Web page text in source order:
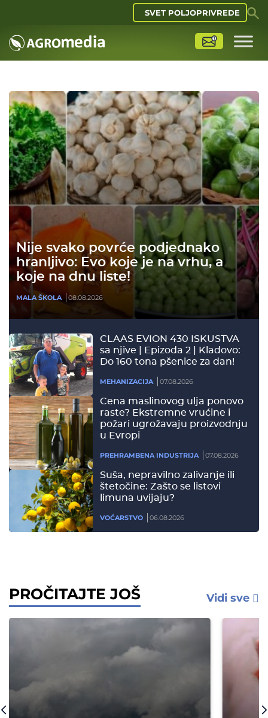
SVET POLJOPRIVREDE
Nije svako povrće podjednako
hranljivo: Evo koje je na vrhu, a
koje na dnu liste!
MALA ŠKOLA 08.08.2026
CLAAS EVION 430 ISKUSTVA
sa njive | Epizoda 2 | Kladovo:
Do 160 tona pšenice za dan!
MEHANIZACIJA 07.08.2026
Cena maslinovog ulja ponovo
raste? Ekstremne vrućine i
požari ugrožavaju proizvodnju
u Evropi
PREHRAMBENA INDUSTRIJA 07.08.2026
Suša, nepravilno zalivanje ili
štetočine: Zašto se listovi
limuna uvijaju?
VOĆARSTVO 06.08.2026
PROČITAJTE JOŠ Vidi sve